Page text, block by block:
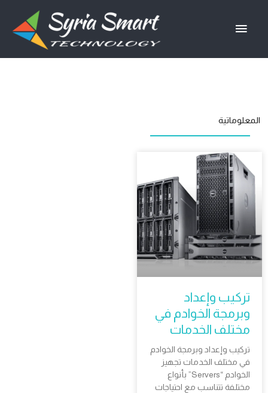
القائمة
المعلوماتية
تركيب وإعداد
وبرمجة الخوادم في
مختلف الخدمات
تركيب وإعداد وبرمجة الخوادم
في مختلف الخدمات تجهيز
الخوادم “Servers” بأنواع
مختلفة تتناسب مع احتياجات